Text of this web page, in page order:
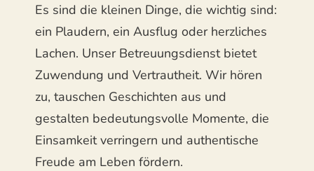
Es sind die kleinen Dinge, die wichtig sind:
ein Plaudern, ein Ausflug oder herzliches
Lachen. Unser Betreuungsdienst bietet
Zuwendung und Vertrautheit. Wir hören
zu, tauschen Geschichten aus und
gestalten bedeutungsvolle Momente, die
Einsamkeit verringern und authentische
Freude am Leben fördern.